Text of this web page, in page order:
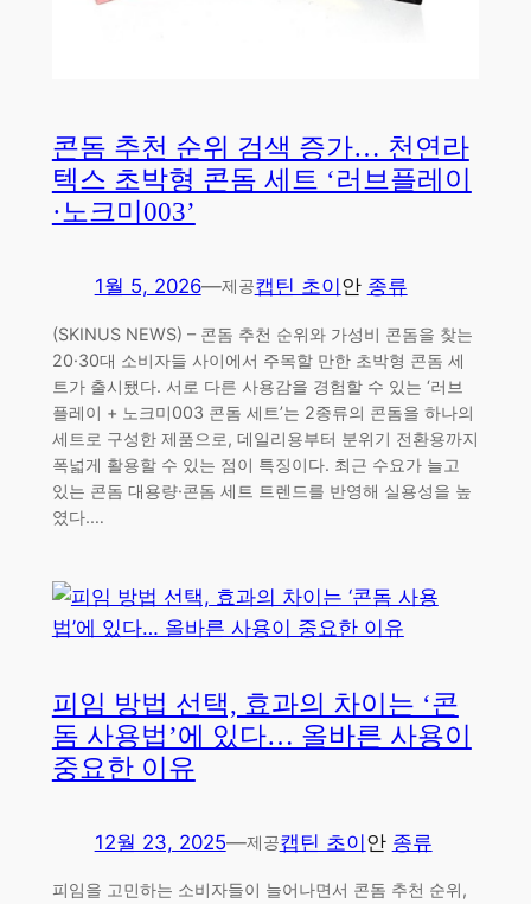
콘돔 추천 순위 검색 증가… 천연라
텍스 초박형 콘돔 세트 ‘러브플레이
·노크미003’
1월 5, 2026—제공캡틴 초이안 종류
(SKINUS NEWS) – 콘돔 추천 순위와 가성비 콘돔을 찾는
20·30대 소비자들 사이에서 주목할 만한 초박형 콘돔 세
트가 출시됐다. 서로 다른 사용감을 경험할 수 있는 ‘러브
플레이 + 노크미003 콘돔 세트’는 2종류의 콘돔을 하나의
세트로 구성한 제품으로, 데일리용부터 분위기 전환용까지
폭넓게 활용할 수 있는 점이 특징이다. 최근 수요가 늘고
있는 콘돔 대용량·콘돔 세트 트렌드를 반영해 실용성을 높
였다.…
피임 방법 선택, 효과의 차이는 ‘콘
돔 사용법’에 있다… 올바른 사용이
중요한 이유
12월 23, 2025—제공캡틴 초이안 종류
피임을 고민하는 소비자들이 늘어나면서 콘돔 추천 순위,